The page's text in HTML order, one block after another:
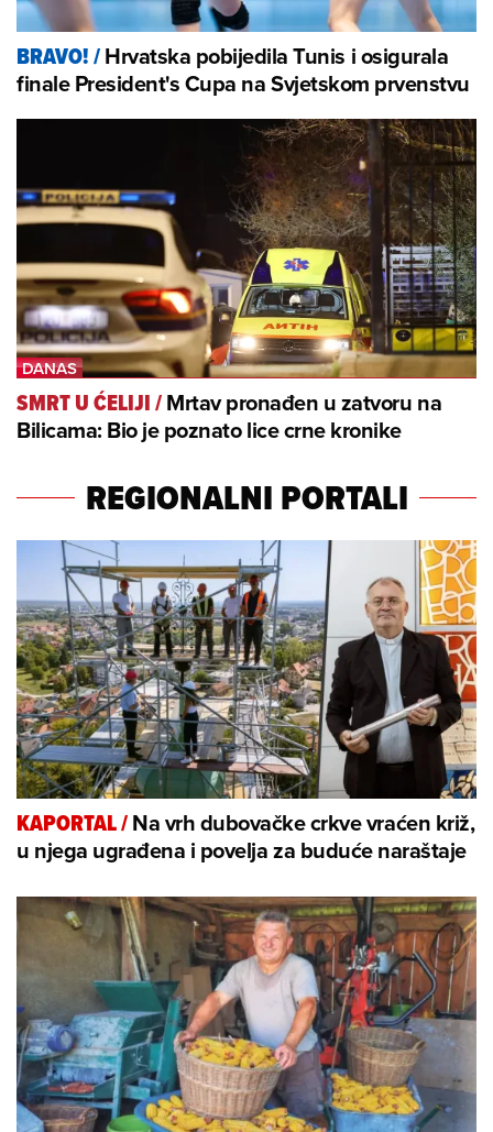
BRAVO!/Hrvatska pobijedila Tunis i osigurala
finale President's Cupa na Svjetskom prvenstvu
SMRT U ĆELIJI/Mrtav pronađen u zatvoru na
Bilicama: Bio je poznato lice crne kronike
REGIONALNI PORTALI
KAPORTAL/Na vrh dubovačke crkve vraćen križ,
u njega ugrađena i povelja za buduće naraštaje